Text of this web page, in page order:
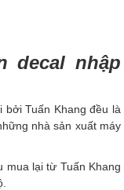
decal nhập
bởi Tuấn Khang đều là
nhà sản xuất máy
mua lại từ Tuấn Khang